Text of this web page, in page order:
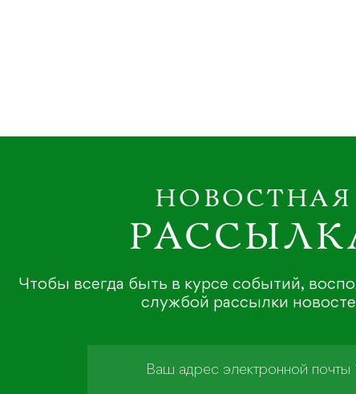
НОВОСТНАЯ
Чтобы всегда быть в курсе событий,
службой рассылки